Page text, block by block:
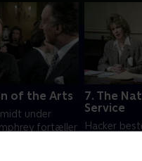
of the Arts
under
fortæller
7. The
Service
Hacker
afskaffe